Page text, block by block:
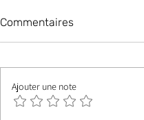
Commentaires
Ajouter une note